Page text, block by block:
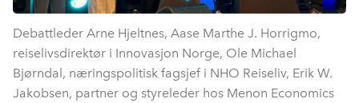
Debattleder Arne Hjeltnes, Aase Marthe J. Horrigmo,
reiselivsdirektør i Innovasjon Norge, Ole Michael
Bjørndal, næringspolitisk fagsjef i NHO Reiseliv, Erik W.
Jakobsen, partner og styreleder hos Menon Economics